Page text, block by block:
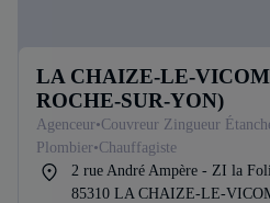
LA CHAIZE-LE-
ROCHE-SUR-YON)
Agenceur Couvreur Zingueur
Plombier Chauffagiste
2 rue André Ampère - ZI la
85310 LA CHAIZE-LE-